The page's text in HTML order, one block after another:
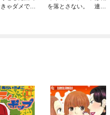
ゃダメです
を落とさない。 連載